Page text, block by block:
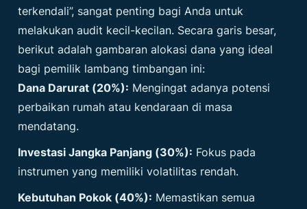
terkendali”, sangat penting bagi Anda untuk
melakukan audit kecil-kecilan. Secara garis besar,
berikut adalah gambaran alokasi dana yang ideal
bagi pemilik lambang timbangan ini:
Dana Darurat (20%): Mengingat adanya potensi
perbaikan rumah atau kendaraan di masa
mendatang.
Investasi Jangka Panjang (30%): Fokus pada
instrumen yang memiliki volatilitas rendah.
Kebutuhan Pokok (40%): Memastikan semua